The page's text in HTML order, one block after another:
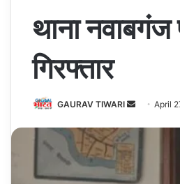
थाना
गिरफ्तार
GAURAV TIWARI
Send April